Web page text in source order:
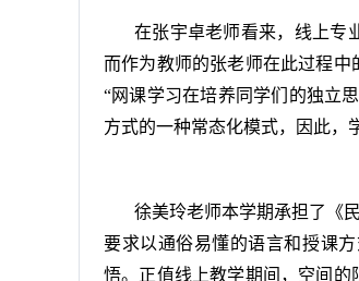
在张宇卓老师看来，线上专
而作为教师的张老师在此过程中
“网课学习在培养同学们的独立
方式的一种常态化模式，因此，
徐美玲老师本学期承担了《
要求以通俗易懂的语言和授课
悟。正值线上教学期间，空间